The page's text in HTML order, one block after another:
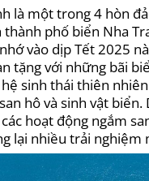
là một trong 4 hòn
thành phố biển Nha
vào dịp Tết 2025
tặng với những bãi
sinh thái thiên
hô và sinh vật biển.
hoạt động ngắm
lại nhiều trải nghiệm